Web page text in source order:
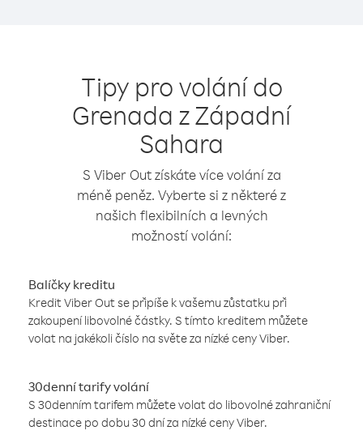
Tipy pro volání do
Grenada z Západní
Sahara
S Viber Out získáte více volání za
méně peněz. Vyberte si z některé z
našich flexibilních a levných
možností volání:
Balíčky kreditu
Kredit Viber Out se připíše k vašemu zůstatku při
zakoupení libovolné částky. S tímto kreditem můžete
volat na jakékoli číslo na světe za nízké ceny Viber.
30denní tarify volání
S 30denním tarifem můžete volat do libovolné zahraniční
destinace po dobu 30 dní za nízké ceny Viber.